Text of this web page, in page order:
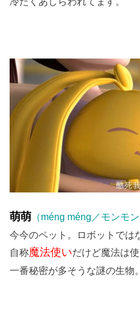
萌萌 （méng méng／モンモン
今今のペット。ロボットでは
自称魔法使いだけど魔法は
一番秘密が多そうな謎の生物。